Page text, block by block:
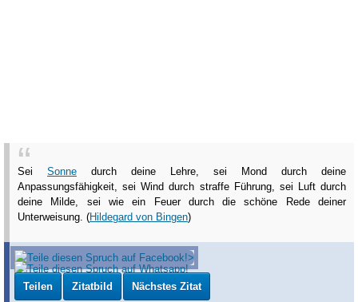
Sei Sonne durch deine Lehre, sei Mond durch deine
Anpassungsfähigkeit, sei Wind durch straffe Führung, sei Luft durch
deine Milde, sei wie ein Feuer durch die schöne Rede deiner
Unterweisung. (Hildegard von Bingen)
Teilen Zitatbild Nächstes Zitat